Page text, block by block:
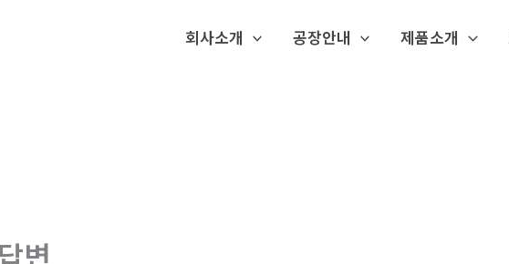
회사소개 공장안내 제품소개
변